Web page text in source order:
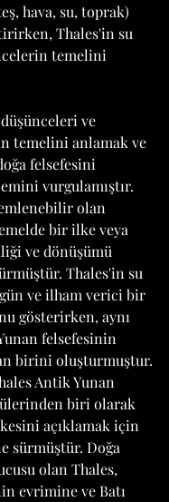
hava, su, toprak)
Thales'in su
temelini
ve
temelini anlamak ve
felsefesini
vurgulamıştır.
olan
bir ilke veya
ve dönüşümü
Thales'in su
ve ilham verici bir
gösterirken, aynı
felsefesinin
birini oluşturmuştur.
Antik Yunan
biri olarak
açıklamak için
sürmüştür. Doğa
olan Thales,
evrimine ve Batı